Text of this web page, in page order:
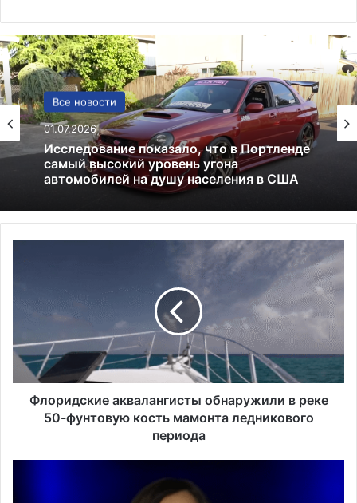
Все новости
01.07.2026
Исследование показало, что в Портленде
самый высокий уровень угона
автомобилей на душу населения в США
США
13.06.2025
Америка имеет огромный избыток сыра
с
и
Флоридские аквалангисты обнаружили в реке
50-фунтовую кость мамонта ледникового
периода